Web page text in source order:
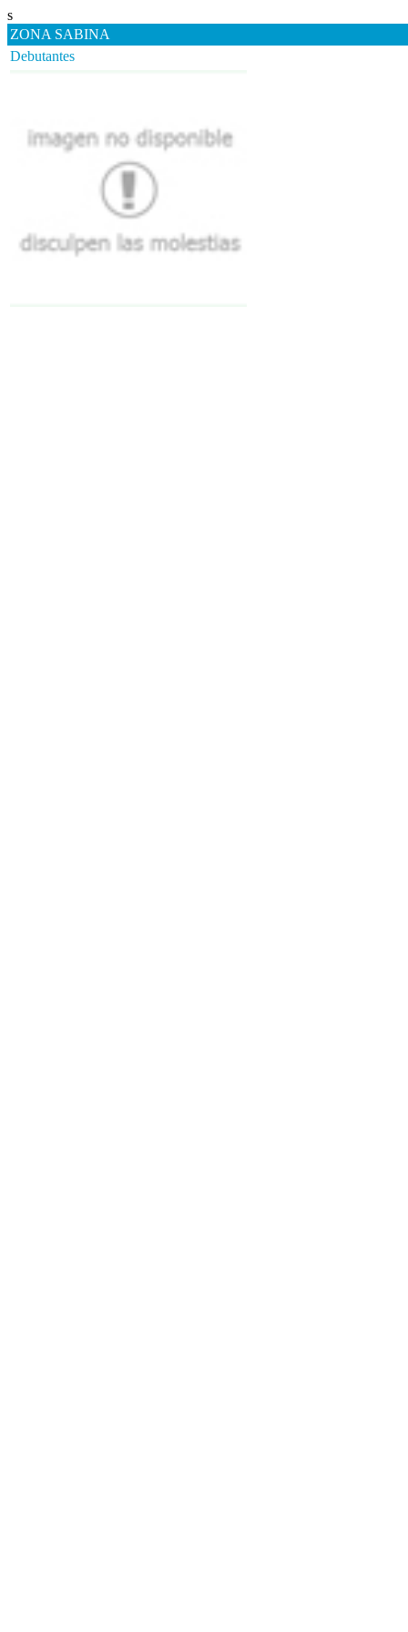
s
ZONA SABINA
Debutantes